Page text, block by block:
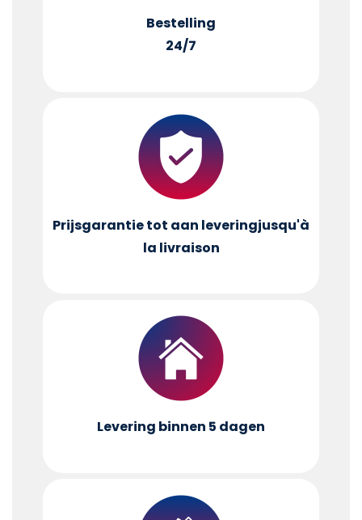
Bestelling
24/7
Prijsgarantie tot aan leveringjusqu'à
la livraison
Levering binnen 5 dagen